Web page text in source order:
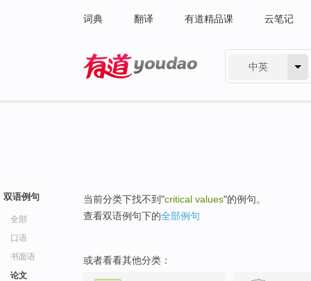
词典 翻译 有道精品课 云笔记
中英
双语例句
全部
口语
书面语
论文
当前分类下找不到"critical values"的例句。
查看双语例句下的全部例句
或者看看其他分类：